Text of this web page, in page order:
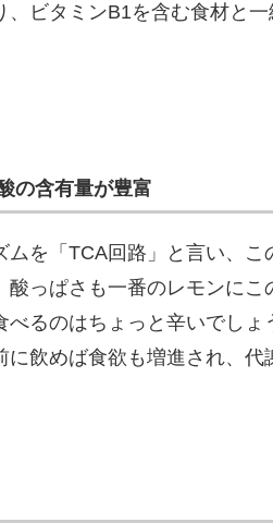
、ビタミンB1を含む食材と
の含有量が豊富
を「TCA回路」と言い、
っぱさも一番のレモンに
べるのはちょっと辛いでし
飲めば食欲も増進され、代